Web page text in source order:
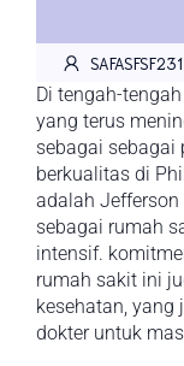
SAFASFSF231
Di tengah-
yang terus
sebagai sebagai
berkualitas di
adalah
sebagai rumah
intensif.
rumah sakit ini
kesehatan, yang
dokter untuk